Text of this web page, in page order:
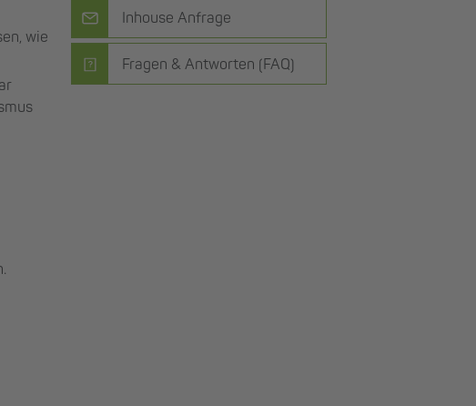
wie
Inhouse Anfrage
Fragen & Antworten (FAQ)